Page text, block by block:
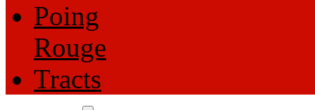
Poing
Rouge
Tracts